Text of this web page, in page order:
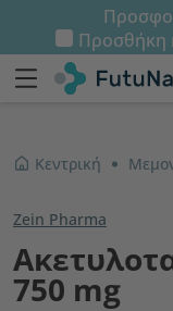
Προσθήκη
Κεντρική
Zein Pharma
750 mg